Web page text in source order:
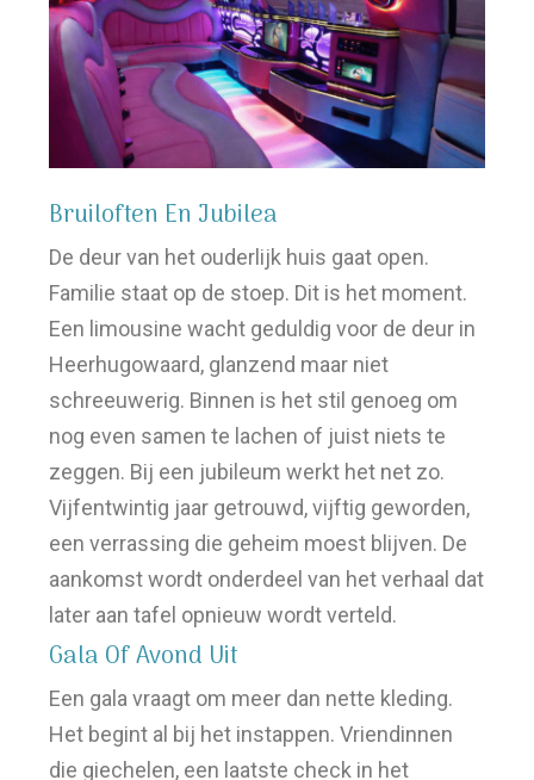
Bruiloften En Jubilea
De deur van het ouderlijk huis gaat open.
Familie staat op de stoep. Dit is het moment.
Een limousine wacht geduldig voor de deur in
Heerhugowaard, glanzend maar niet
schreeuwerig. Binnen is het stil genoeg om
nog even samen te lachen of juist niets te
zeggen. Bij een jubileum werkt het net zo.
Vijfentwintig jaar getrouwd, vijftig geworden,
een verrassing die geheim moest blijven. De
aankomst wordt onderdeel van het verhaal dat
later aan tafel opnieuw wordt verteld.
Gala Of Avond Uit
Een gala vraagt om meer dan nette kleding.
Het begint al bij het instappen. Vriendinnen
die giechelen, een laatste check in het